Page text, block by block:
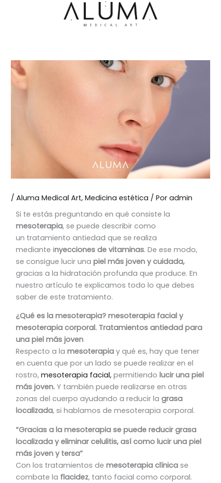
/Aluma Medical Art,Medicina estética / Poradmin
Si te estás preguntando en qué consiste la
mesoterapia, se puede describir como
un tratamiento antiedad que se realiza
mediante inyecciones de vitaminas. De ese modo,
se consigue lucir unapiel más joven y cuidada,
gracias a la hidratación profunda que produce. En
nuestro artículo te explicamos todo lo que debes
saber de este tratamiento.
¿Qué es la mesoterapia? mesoterapia facial y
mesoterapia corporal. Tratamientos antiedad para
una piel más joven
Respecto a lamesoterapia y qué es, hay que tener
en cuenta que por un lado se puede realizar en el
rostro,mesoterapia facial, permitiendo lucir una piel
más joven.Y también puede realizarse en otras
zonas del cuerpo ayudando a reducir lagrasa
localizada, si hablamos de mesoterapia corporal.
“Gracias a la mesoterapia se puede reducir grasa
localizada y eliminar celulitis, así como lucir una piel
más joven y tersa”
Con los tratamientos demesoterapia clínica se
combate la flacidez, tanto facial como corporal.